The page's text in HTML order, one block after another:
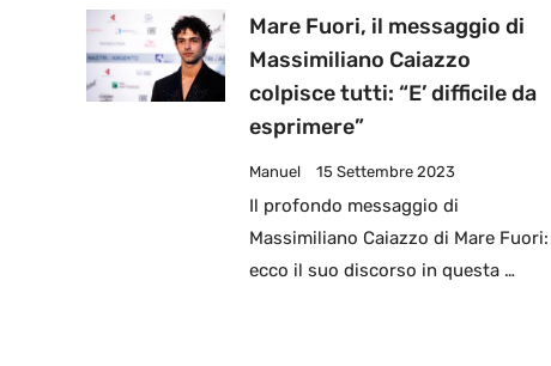
Mare Fuori, il messaggio di
Massimiliano Caiazzo
colpisce tutti: “E’ difficile da
esprimere”
Manuel 15 Settembre 2023
Il profondo messaggio di
Massimiliano Caiazzo di Mare Fuori:
ecco il suo discorso in questa …